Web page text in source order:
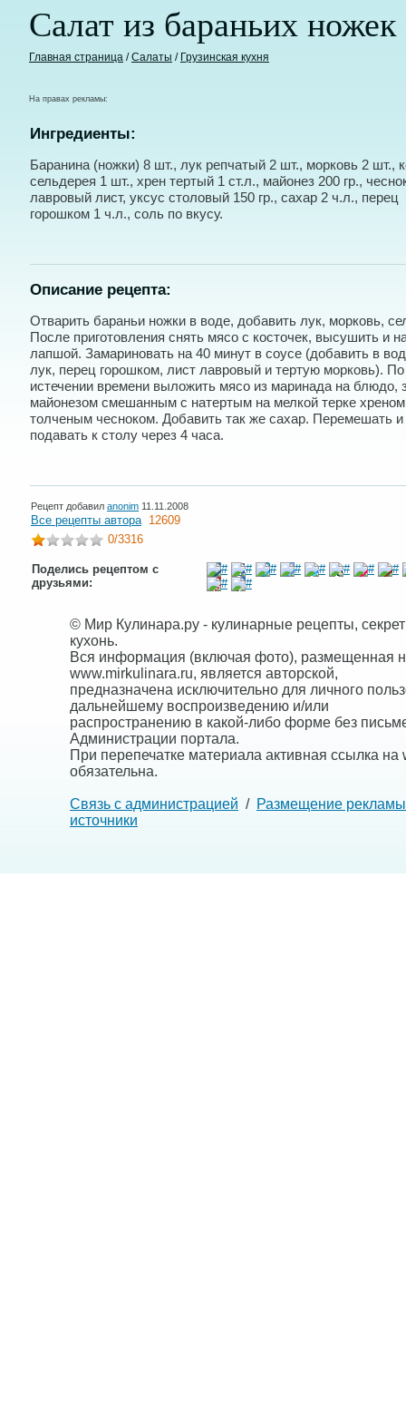
Салат из бараньих ножек
Главная страница /Салаты / Грузинская кухня
На правах рекламы:
Ингредиенты:
Баранина (ножки) 8 шт., лук репчатый 2 шт., морковь 2 шт.,
сельдерея 1 шт., хрен тертый 1 ст.л., майонез 200 гр.,
лавровый лист, уксус столовый 150 гр., сахар 2 ч.л., перец
горошком 1 ч.л., соль по вкусу.
Описание рецепта:
Отварить бараньи ножки в воде, добавить лук, морковь,
После приготовления снять мясо с косточек, высушить и
лапшой. Замариновать на 40 минут в соусе (добавить в
лук, перец горошком, лист лавровый и тертую морковь). По
истечении времени выложить мясо из маринада на блюдо,
майонезом смешанным с натертым на мелкой терке
толченым чесноком. Добавить так же сахар. Перемешать и
подавать к столу через 4 часа.
Рецепт добавил anonim 11.11.2008
Все рецепты автора 12609
0/3316
Поделись рецептом с
друзьями:
© Мир Кулинара.ру - кулинарные рецепты,
кухонь.
Вся информация (включая фото), размещенная
www.mirkulinara.ru, является авторской,
предназначена исключительно для личного
дальнейшему воспроизведению и/или
распространению в какой-либо форме без
Администрации портала.
При перепечатке материала активная ссылка на
обязательна.
Связь с администрацией / Размещение рекламы
источники